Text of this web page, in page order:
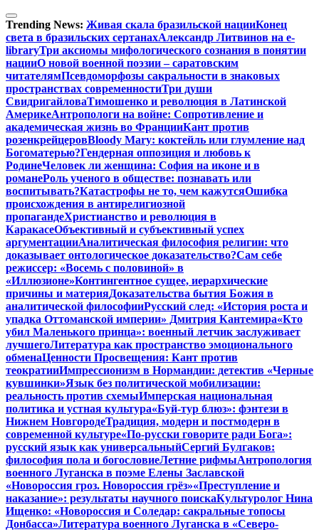
Перейти
к
содержимому
Trending News: Живая скала бразильской нацииКонец
света в бразильских сертанахАлександр Литвинов на e-
libraryТри аксиомы мифологического сознания в понятии
нацииО новой военной поэзии – саратовским
читателямПсевдоморфозы сакральности в знаковых
пространствах современностиТри души
СвидригайловаТимошенко и революция в Латинской
АмерикеАнтропологи на войне: Сопротивление и
академическая жизнь во ФранцииКант против
розенкрейцеровBloody Mary: коктейль или глумление над
Богоматерью?Гендерная оппозиция и любовь к
РодинеЧеловек ли женщина: София на иконе и в
романеРоль ученого в обществе: познавать или
воспитывать?Катастрофы не то, чем кажутсяОшибка
происхождения в антирелигиозной
пропагандеХристианство и революция в
КаракасеОбъективный и субъективный успех
аргументацииАналитическая философия религии: что
доказывает онтологическое доказательство?Сам себе
режиссер: «Восемь с половиной» в
«Иллюзионе»Контингентное сущее, иерархические
причины и материяДоказательства бытия Божия в
аналитической философииРусский след: «История роста и
упадка Оттоманской империи» Дмитрия Кантемира«Кто
убил Маленького принца»: военный летчик заслуживает
лучшегоЛитература как пространство эмоционального
обменаЦенности Просвещения: Кант против
теократииИмпрессионизм в Нормандии: детектив «Черные
кувшинки»Язык без политической мобилизации:
реальность против схемыИмперская национальная
политика и устная культура«Буй-тур блюз»: фэнтези в
Нижнем НовгородеТрадиция, модерн и постмодерн в
современной культуре«По-русски говорите ради Бога»:
русский язык как универсальныйСергий Булгаков:
философия пола и богословиеЛетние рифмыАнтропология
военного Луганска в поэме Елены Заславской
«Новороссия гроз. Новороссия грёз»«Преступление и
наказание»: результаты научного поискаКультуролог Нина
Ищенко: «Новороссия и Соледар: сакральные топосы
Донбасса»Литература военного Луганска в «Северо-